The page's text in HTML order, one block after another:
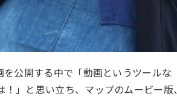
公開する中で 「動画というツールな
」 と思い立ち、マップのムービー版、